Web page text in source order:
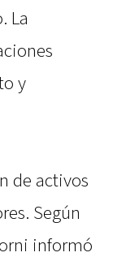
La
y
de activos
Según
informó